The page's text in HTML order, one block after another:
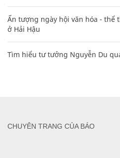
Ấn tượng ngày hội văn hóa - thể
ở Hải Hậu
Tìm hiểu tư tưởng Nguyễn Du
CHUYÊN TRANG CỦA BÁO